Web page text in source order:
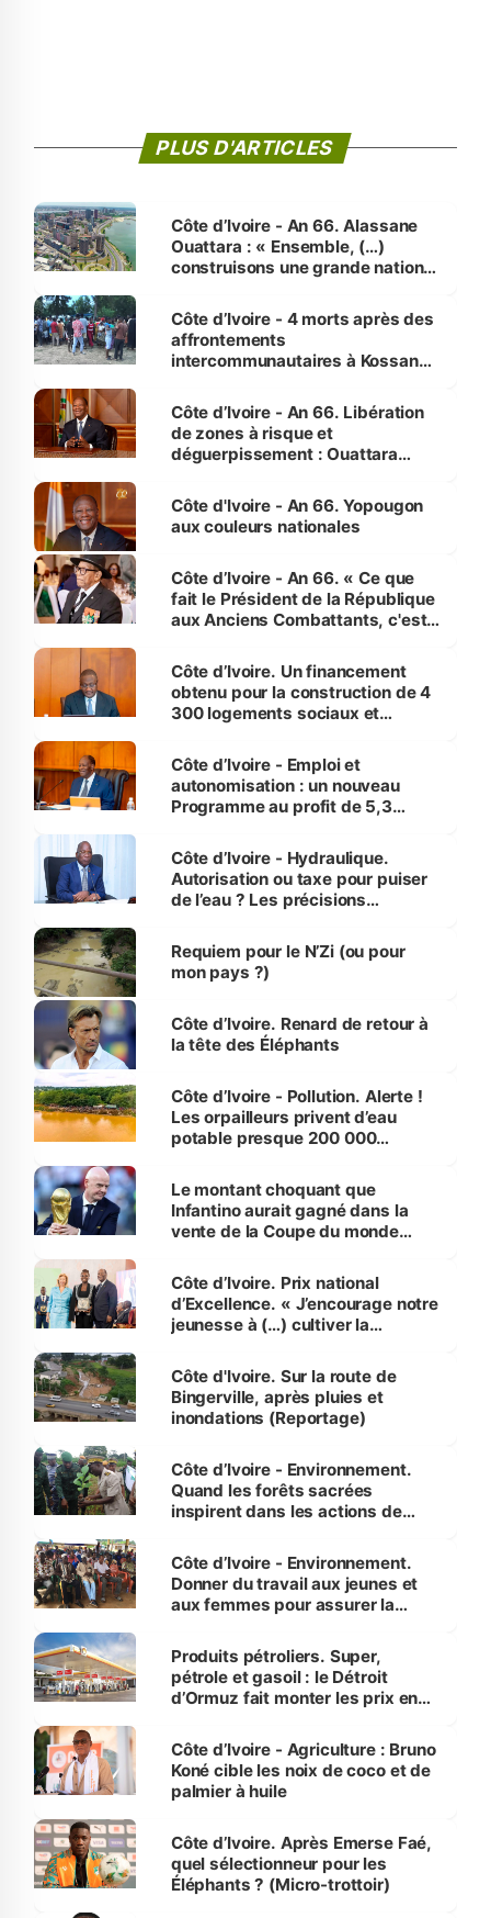
PLUS D'ARTICLES
Côte d’Ivoire - An 66. Alassane
Ouattara : « Ensemble, (…)
construisons une grande nation
générations futures »
Côte d’Ivoire - 4 morts après des
affrontements
intercommunautaires à Kossandji
milieu des sinistrés
Côte d’Ivoire - An 66. Libération
de zones à risque et
déguerpissement : Ouattara
l'Etat de droit pour préserver les
vies humaines »
Côte d'Ivoire - An 66. Yopougon
aux couleurs nationales
Côte d’Ivoire - An 66. « Ce que
fait le Président de la République
aux Anciens Combattants, c'est
Côte d’Ivoire. Un financement
obtenu pour la construction de 4
300 logements sociaux et
et Yamoussoukro
Côte d’Ivoire - Emploi et
autonomisation : un nouveau
Programme au profit de 5,3
Côte d’Ivoire - Hydraulique.
Autorisation ou taxe pour puiser
de l’eau ? Les précisions
Requiem pour le N’Zi (ou pour
mon pays ?)
Côte d’Ivoire. Renard de retour à
la tête des Éléphants
Côte d’Ivoire - Pollution. Alerte !
Les orpailleurs privent d’eau
potable presque 200 000
Le montant choquant que
Infantino aurait gagné dans la
vente de la Coupe du monde
Côte d’Ivoire. Prix national
d’Excellence. « J’encourage notre
jeunesse à (…) cultiver la
(Alassane Ouattara
Côte d'Ivoire. Sur la route de
Bingerville, après pluies et
inondations (Reportage)
Côte d’Ivoire - Environnement.
Quand les forêts sacrées
inspirent dans les actions de
Côte d’Ivoire - Environnement.
Donner du travail aux jeunes et
aux femmes pour assurer la
menacées
Produits pétroliers. Super,
pétrole et gasoil : le Détroit
d’Ormuz fait monter les prix en
Côte d’Ivoire - Agriculture : Bruno
Koné cible les noix de coco et de
palmier à huile
Côte d’Ivoire. Après Emerse Faé,
quel sélectionneur pour les
Éléphants ? (Micro-trottoir)